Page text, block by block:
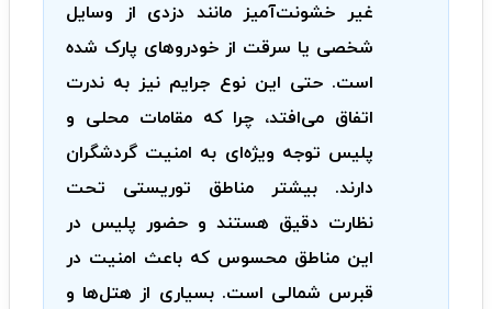
غیر خشونت‌آمیز مانند دزدی از وسایل
شخصی یا سرقت از خودروهای پارک شده
است. حتی این نوع جرایم نیز به ندرت
اتفاق می‌افتد، چرا که مقامات محلی و
پلیس توجه ویژه‌ای به امنیت گردشگران
دارند. بیشتر مناطق توریستی تحت
نظارت دقیق هستند و حضور پلیس در
این مناطق محسوس که باعث امنیت در
قبرس شمالی است. بسیاری از هتل‌ها و